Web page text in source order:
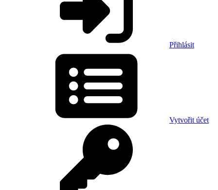
Přihlásit
Vytvořit účet